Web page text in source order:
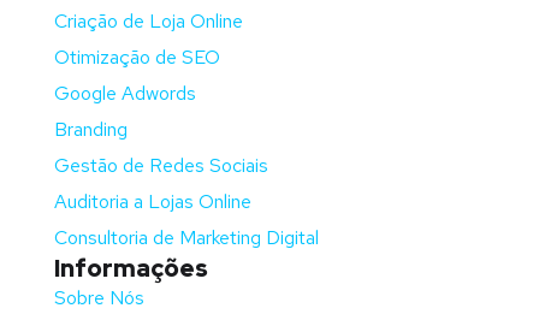
Criação de Loja Online
Otimização de SEO
Google Adwords
Branding
Gestão de Redes Sociais
Auditoria a Lojas Online
Consultoria de Marketing Digital
Informações
Sobre Nós